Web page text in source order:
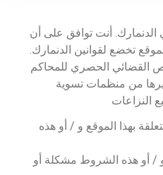
أنت توافق على أن
تخضع لقوانين الدنمارك.
القضائي الحصري للمحاكم
من منظمات تسوية
النزاعات
بهذا الموقع و / أو هذه
/ أو هذه الشروط مشكلة أو